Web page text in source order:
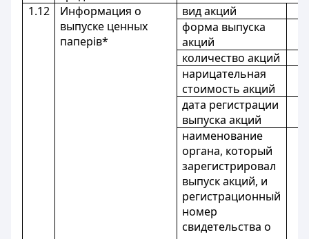
1.12
Информация о
выпуске ценных
паперів*
вид акций
форма выпуска
акций
количество акций
нарицательная
стоимость акций
дата регистрации
выпуска акций
наименование
органа, который
зарегистрировал
выпуск акций, и
регистрационный
номер
свидетельства о